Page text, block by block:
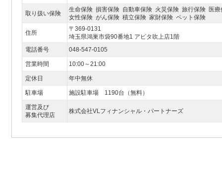
取り扱い保険
生命保険 損害保険 自動車保険 火災保険 旅行保険 医
女性保険 がん保険 積立保険 家財保険 ペット保険
住所
〒369-0131
埼玉県鴻巣市袋90番地1 アピタ吹上店1階
電話番号
048-547-0105
営業時間 10:00～21:00
定休日 年中無休
駐車場 施設駐車場 1190台（無料）
運営及び
募集代理店
株式会社VLフィナンシャル・パートナーズ